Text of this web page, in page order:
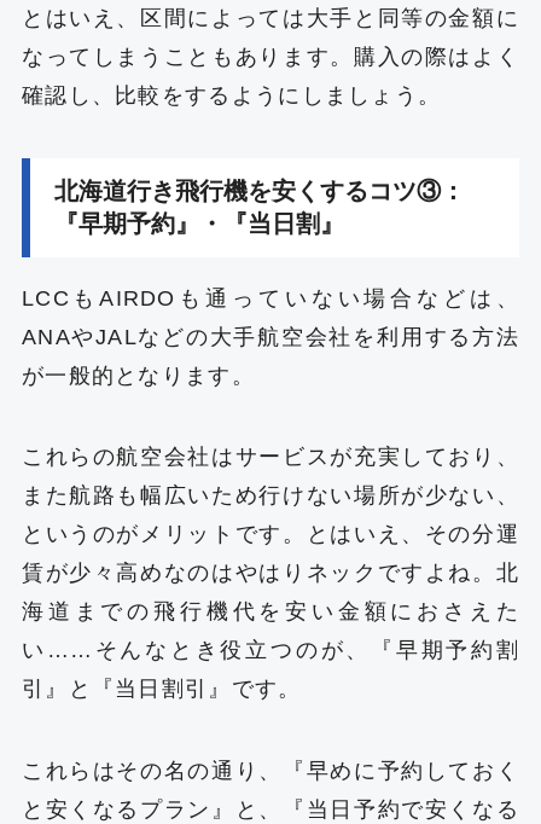
とはいえ、区間によっては大手と同等の金額に
なってしまうこともあります。購入の際はよく
確認し、比較をするようにしましょう。
北海道行き飛行機を安くするコツ③：
『早期予約』・『当日割』
LCCもAIRDOも通っていない場合などは、
ANAやJALなどの大手航空会社を利用する方法
が一般的となります。
これらの航空会社はサービスが充実しており、
また航路も幅広いため行けない場所が少ない、
というのがメリットです。とはいえ、その分運
賃が少々高めなのはやはりネックですよね。北
海道までの飛行機代を安い金額におさえた
い……そんなとき役立つのが、『早期予約割
引』と『当日割引』です。
これらはその名の通り、『早めに予約しておく
と安くなるプラン』と、『当日予約で安くなる